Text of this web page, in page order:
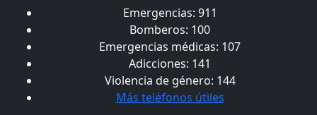
Emergencias: 911
Bomberos: 100
Emergencias médicas: 107
Adicciones: 141
Violencia de género: 144
Más teléfonos útiles